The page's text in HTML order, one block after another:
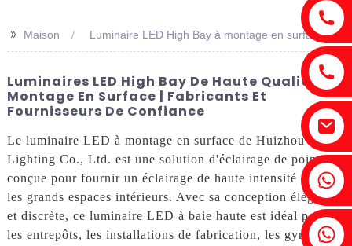
Fenia : +86 18607525299
Lierre : +86 18607522355
>> Maison Luminaire LED High Bay à montage en surface
Luminaires LED High Bay De Haute Qualité À
Montage En Surface | Fabricants Et
Fournisseurs De Confiance
Le luminaire LED à montage en surface de Huizhou Risen
Lighting Co., Ltd. est une solution d'éclairage de pointe
conçue pour fournir un éclairage de haute intensité dans
les grands espaces intérieurs. Avec sa conception élégante
et discrète, ce luminaire LED à baie haute est idéal pour
les entrepôts, les installations de fabrication, les gymnases